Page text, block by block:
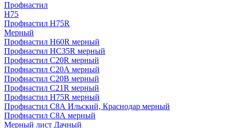
Профнастил
H75
Профнастил H75R
Мерный
Профнастил H60R мерный
Профнастил HC35R мерный
Профнастил С20R мерный
Профнастил С20А мерный
Профнастил С20В мерный
Профнастил С21R мерный
Профнастил Н75R мерный
Профнастил С8А Ильский, Краснодар мерный
Профнастил С8А мерный
Мерный лист Дачный